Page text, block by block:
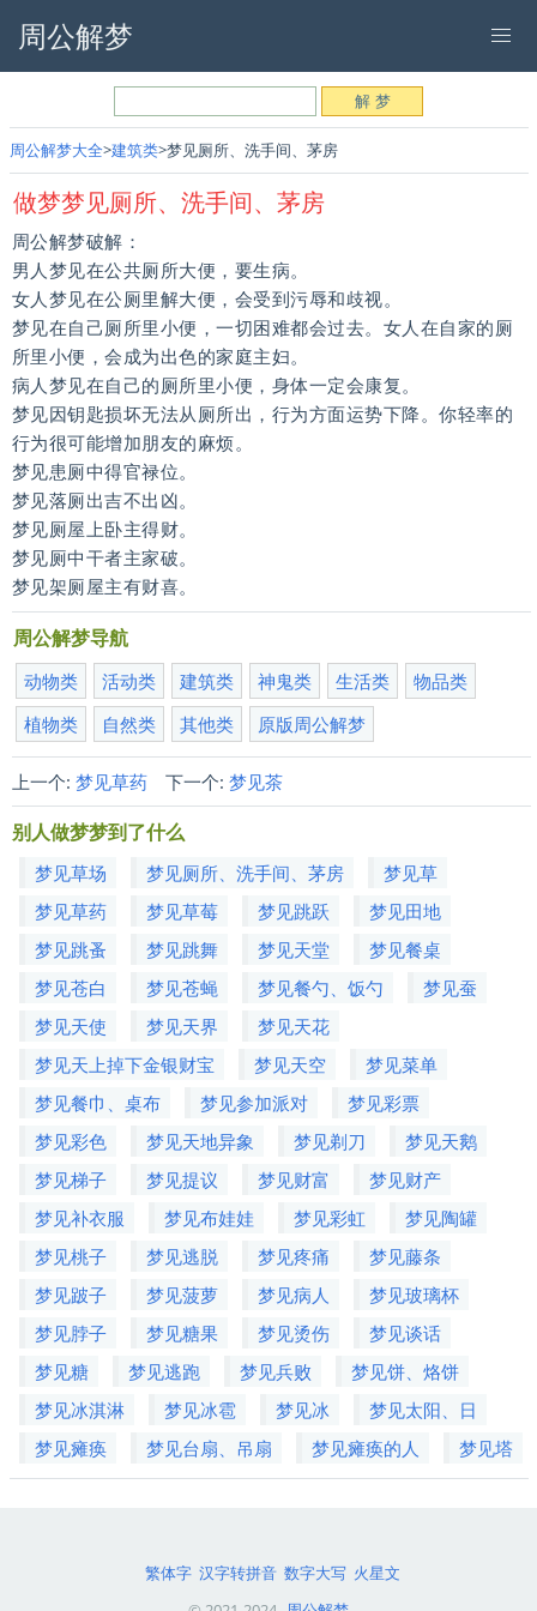
周公解梦
周公解梦大全 建筑类 梦见厕所、洗手间、茅房
做梦梦见厕所、洗手间、茅房
周公解梦破解：
男人梦见在公共厕所大便，要生病。
女人梦见在公厕里解大便，会受到污辱和歧视。
梦见在自己厕所里小便，一切困难都会过去。女人在自家的厕
所里小便，会成为出色的家庭主妇。
病人梦见在自己的厕所里小便，身体一定会康复。
梦见因钥匙损坏无法从厕所出，行为方面运势下降。你轻率的
行为很可能增加朋友的麻烦。
梦见患厕中得官禄位。
梦见落厕出吉不出凶。
梦见厕屋上卧主得财。
梦见厕中干者主家破。
梦见架厕屋主有财喜。
周公解梦导航
动物类 活动类 建筑类 神鬼类 生活类
物品类
植物类
自然类 其他类 原版周公解梦
上一个: 梦见草药下一个: 梦见茶
别人做梦梦到了什么
梦见草场 梦见厕所、洗手间、茅房
梦见草
梦见草药
梦见草莓 梦见跳跃
梦见田地
梦见跳蚤
梦见跳舞 梦见天堂
梦见餐桌
梦见苍白
梦见苍蝇 梦见餐勺、饭勺
梦见蚕
梦见天使
梦见天界
梦见天花
梦见天上掉下金银财宝
梦见天空
梦见菜单
梦见餐巾、桌布
梦见参加派对
梦见彩票
梦见彩色
梦见天地异象 梦见剃刀
梦见天鹅
梦见梯子
梦见提议 梦见财富
梦见财产
梦见补衣服
梦见布娃娃 梦见彩虹
梦见陶罐
梦见桃子
梦见逃脱 梦见疼痛
梦见藤条
梦见跛子
梦见菠萝 梦见病人
梦见玻璃杯
梦见脖子
梦见糖果 梦见烫伤
梦见谈话
梦见糖
梦见逃跑 梦见兵败
梦见饼、烙饼
梦见冰淇淋
梦见冰雹 梦见冰
梦见太阳、日
梦见瘫痪
梦见台扇、吊扇 梦见瘫痪的人 梦见塔
繁体字 汉字转拼音 数字大写 火星文